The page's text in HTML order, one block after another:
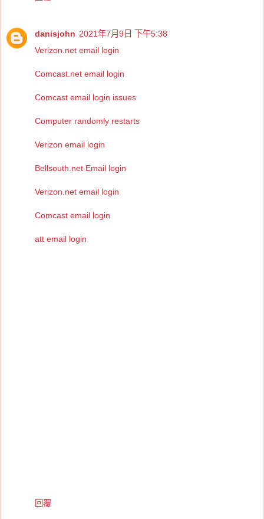
danisjohn 2021年7月9日 下午5:38
Verizon.net email login
Comcast.net email login
Comcast email login issues
Computer randomly restarts
Verizon email login
Bellsouth.net Email login
Verizon.net email login
Comcast email login
att email login
回覆